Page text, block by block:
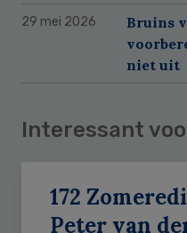
29 mei 2026
Bruins
niet uit
Interessant
172
Peter van